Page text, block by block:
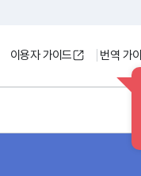
이용자 가이드 번역 가